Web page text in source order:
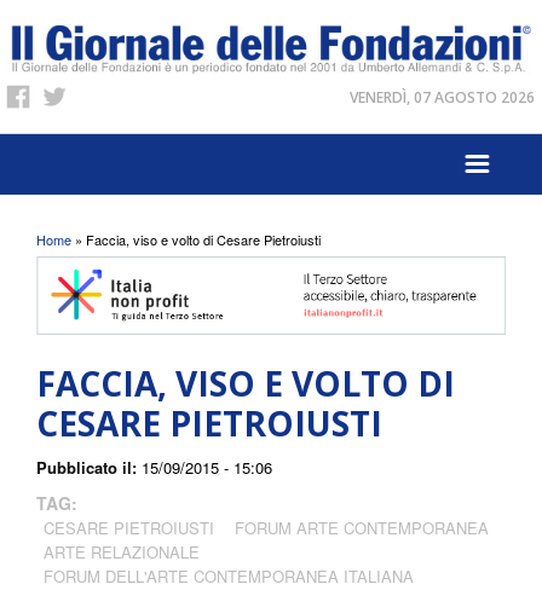
VENERDÌ, 07 AGOSTO 2026
Tu sei qui
Home » Faccia, viso e volto di Cesare Pietroiusti
FACCIA, VISO E VOLTO DI
CESARE PIETROIUSTI
Pubblicato il: 15/09/2015 - 15:06
TAG:
CESARE PIETROIUSTI
FORUM ARTE CONTEMPORANEA
ARTE RELAZIONALE
FORUM DELL'ARTE CONTEMPORANEA ITALIANA